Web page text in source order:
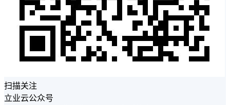
扫描关注
立业云公众号